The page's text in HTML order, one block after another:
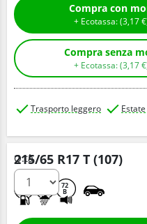
+ Ecotassa: (3,17€
+ Ecotassa: (3,17€
Trasporto leggero Estate
215/65 R17 T (107)
72
B
Q.tà